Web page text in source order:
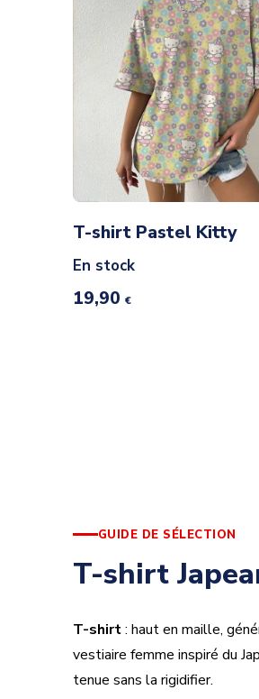
T-shirt Pastel Kitty
En stock
19,90 €
GUIDE DE SÉLECTION
T-shirt
T-shirt: haut en maille,
vestiaire femme inspiré du
tenue sans la rigidifier.